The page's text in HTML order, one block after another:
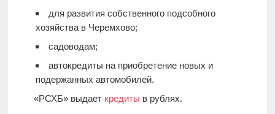
для развития собственного подсобного
хозяйства в Черемхово;
садоводам;
автокредиты на приобретение новых и
подержанных автомобилей.
«РСХБ» выдает кредиты в рублях.